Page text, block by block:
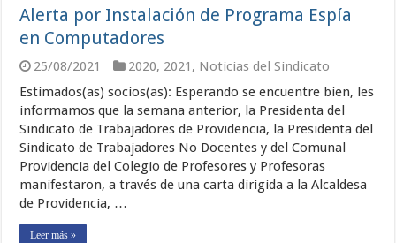
Alerta por Instalación de Programa Espía
en Computadores
25/08/2021 2020, 2021 , Noticias del Sindicato
Estimados(as) socios(as): Esperando se encuentre bien, les
informamos que la semana anterior, la Presidenta del
Sindicato de Trabajadores de Providencia, la Presidenta del
Sindicato de Trabajadores No Docentes y del Comunal
Providencia del Colegio de Profesores y Profesoras
manifestaron, a través de una carta dirigida a la Alcaldesa
de Providencia, …
Leer más »